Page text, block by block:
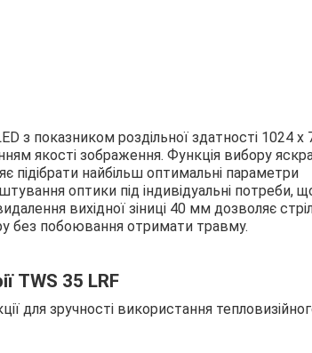
з показником роздільної здатності 1024 х
якості зображення. Функція вибору
найбільш оптимальні параметри
оптики під індивідуальні потреби,
вихідної зіниці 40 мм дозволяє
без побоювання отримати травму.
TWS 35 LRF
для зручності використання